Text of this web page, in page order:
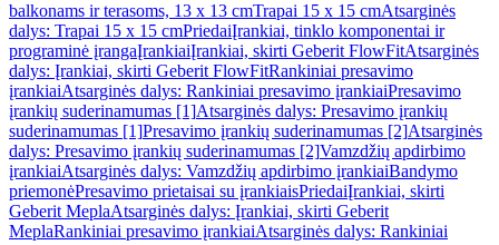
balkonams ir terasoms, 13 x 13 cmTrapai 15 x 15 cmAtsarginės
dalys: Trapai 15 x 15 cmPriedaiĮrankiai, tinklo komponentai ir
programinė įrangaĮrankiaiĮrankiai, skirti Geberit FlowFitAtsarginės
dalys: Įrankiai, skirti Geberit FlowFitRankiniai presavimo
įrankiaiAtsarginės dalys: Rankiniai presavimo įrankiaiPresavimo
įrankių suderinamumas [1]Atsarginės dalys: Presavimo įrankių
suderinamumas [1]Presavimo įrankių suderinamumas [2]Atsarginės
dalys: Presavimo įrankių suderinamumas [2]Vamzdžių apdirbimo
įrankiaiAtsarginės dalys: Vamzdžių apdirbimo įrankiaiBandymo
priemonėPresavimo prietaisai su įrankiaisPriedaiĮrankiai, skirti
Geberit MeplaAtsarginės dalys: Įrankiai, skirti Geberit
MeplaRankiniai presavimo įrankiaiAtsarginės dalys: Rankiniai